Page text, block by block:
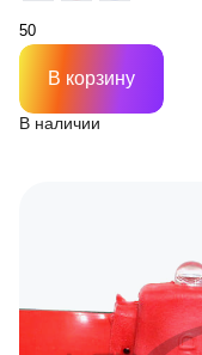
В наличии
В корзину